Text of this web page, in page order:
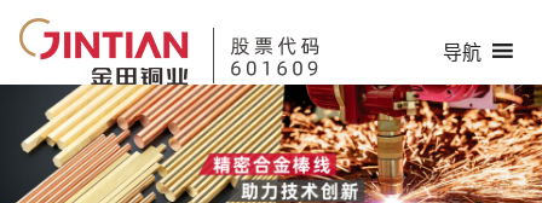
导航